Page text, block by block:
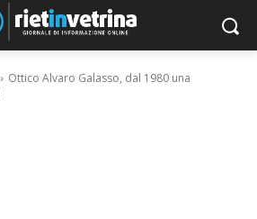
Ottico Alvaro Galasso, dal 1980 una